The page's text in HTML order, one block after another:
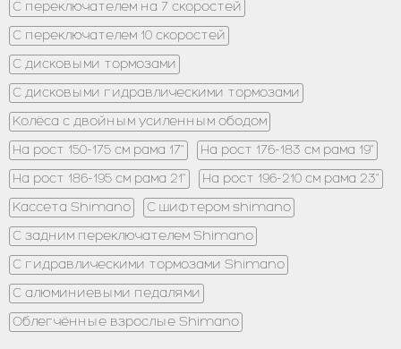
С переключателем на 7 скоростей
С переключателем 10 скоростей
С дисковыми тормозами
С дисковыми гидравлическими тормозами
Колёса с двойным усиленным ободом
На рост 150-175 см рама 17"
На рост 176-183 см рама 19"
На рост 186-195 см рама 21"
На рост 196-210 см рама 23"
Кассета Shimano
C шифтером shimano
С задним переключателем Shimano
С гидравлическими тормозами Shimano
С алюминиевыми педалями
Облегчённые взрослые Shimano